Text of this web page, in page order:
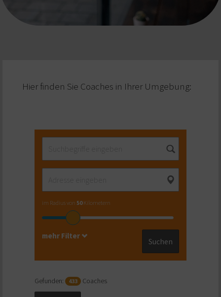
Hier finden Sie Coaches in Ihrer Umgebung:
im Radius von 50Kilometern
Suchen
mehr Filter
Gefunden: 433 Coaches